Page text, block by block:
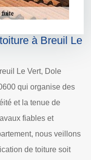
à Breuil Le
Le Vert, Dole
qui organise des
et la tenue de
fiables et
nous veillons
de toiture soit